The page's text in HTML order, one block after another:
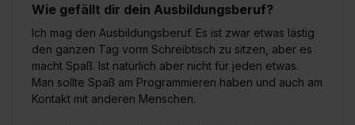
Wie gefällt dir dein Ausbildungsberuf?
Ich mag den Ausbildungsberuf. Es ist zwar etwas lästig
den ganzen Tag vorm Schreibtisch zu sitzen, aber es
macht Spaß. Ist natürlich aber nicht für jeden etwas.
Man sollte Spaß am Programmieren haben und auch am
Kontakt mit anderen Menschen.